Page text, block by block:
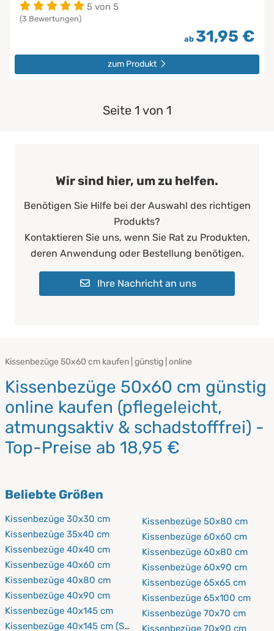
5 von 5
(3 Bewertungen)
ab 31,95 €
zum Produkt
Seite 1 von 1
Wir sind hier, um zu helfen.
Benötigen Sie Hilfe bei der Auswahl des richtigen
Produkts?
Kontaktieren Sie uns, wenn Sie Rat zu Produkten,
deren Anwendung oder Bestellung benötigen.
Ihre Nachricht an uns
Kissenbezüge 50x60 cm kaufen | günstig | online
Kissenbezüge 50x60 cm günstig
online kaufen (pflegeleicht,
atmungsaktiv & schadstofffrei) -
Top-Preise ab 18,95 €
Beliebte Größen
Kissenbezüge 30x30 cm
Kissenbezüge 35x40 cm
Kissenbezüge 40x40 cm
Kissenbezüge 40x60 cm
Kissenbezüge 40x80 cm
Kissenbezüge 40x90 cm
Kissenbezüge 40x145 cm
Kissenbezüge 40x145 cm (Seitenschläferkissen)
Kissenbezüge 50x80 cm
Kissenbezüge 60x60 cm
Kissenbezüge 60x80 cm
Kissenbezüge 60x90 cm
Kissenbezüge 65x65 cm
Kissenbezüge 65x100 cm
Kissenbezüge 70x70 cm
Kissenbezüge 70x90 cm